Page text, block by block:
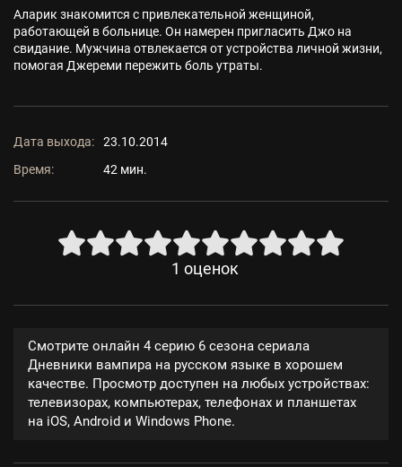
Аларик знакомится с привлекательной женщиной,
работающей в больнице. Он намерен пригласить Джо на
свидание. Мужчина отвлекается от устройства личной жизни,
помогая Джереми пережить боль утраты.
Дата выхода:
23.10.2014
Время:
42 мин.
1 оценок
Смотрите онлайн 4 серию 6 сезона сериала
Дневники вампира на русском языке в хорошем
качестве. Просмотр доступен на любых устройствах:
телевизорах, компьютерах, телефонах и планшетах
на iOS, Android и Windows Phone.